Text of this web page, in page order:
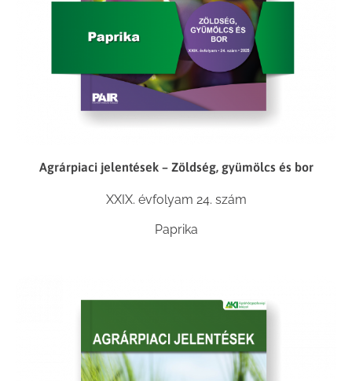
Agrárpiaci jelentések – Zöldség, gyümölcs és bor
XXIX. évfolyam 24. szám
Paprika